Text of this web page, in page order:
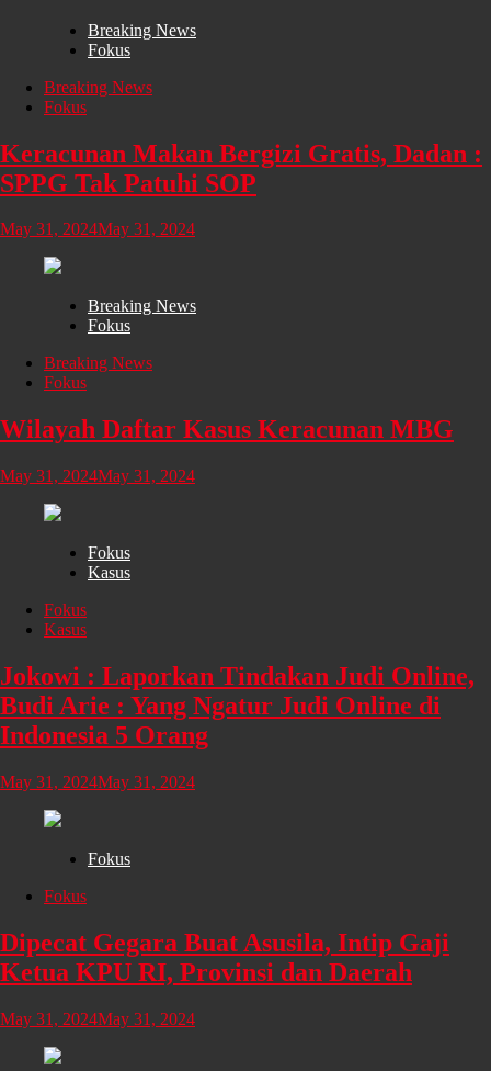
Breaking News
Fokus
Breaking News
Fokus
Keracunan Makan Bergizi Gratis, Dadan :
SPPG Tak Patuhi SOP
May 31, 2024May 31, 2024
Breaking News
Fokus
Breaking News
Fokus
Wilayah Daftar Kasus Keracunan MBG
May 31, 2024May 31, 2024
Fokus
Kasus
Fokus
Kasus
Jokowi : Laporkan Tindakan Judi Online,
Budi Arie : Yang Ngatur Judi Online di
Indonesia 5 Orang
May 31, 2024May 31, 2024
Fokus
Fokus
Dipecat Gegara Buat Asusila, Intip Gaji
Ketua KPU RI, Provinsi dan Daerah
May 31, 2024May 31, 2024